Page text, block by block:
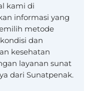
kami di
informasi yang
metode
dan
kesehatan
layanan sunat
dari Sunatpenak.